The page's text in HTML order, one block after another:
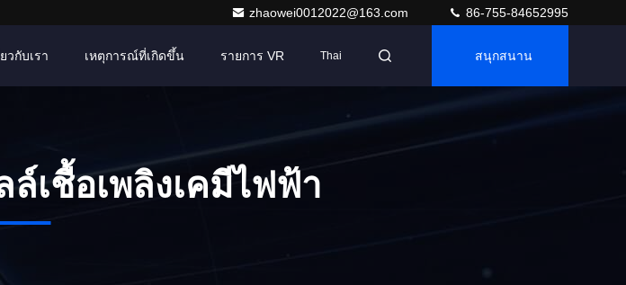
zhaowei0012022@163.com 86-755-84652995
วกับเรา เหตุการณ์ที่เกิดขึ้น รายการ VR Thai สนุกสนาน
ล์เชื้อเพลิงเคมีไฟฟ้า